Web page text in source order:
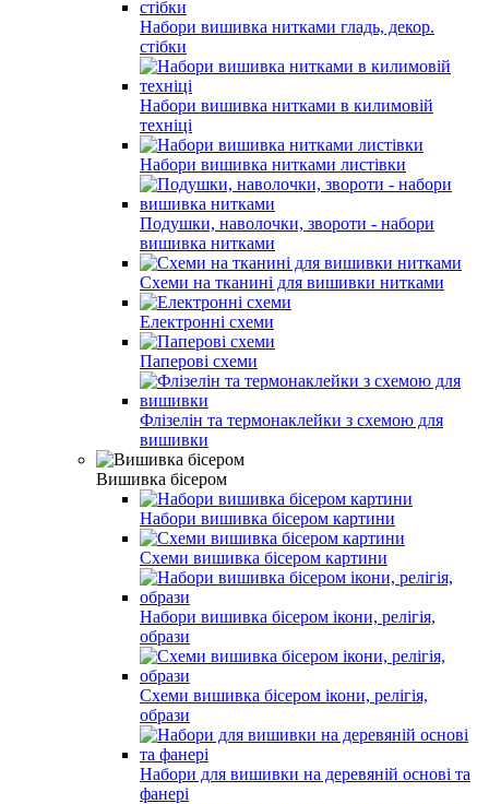
Набори вишивка нитками гладь, декор.
стібки
Набори вишивка нитками в килимовій
техніці
Набори вишивка нитками листівки
Подушки, наволочки, звороти - набори
вишивка нитками
Схеми на тканині для вишивки нитками
Електронні схеми
Паперові схеми
Флізелін та термонаклейки з схемою для
вишивки
Вишивка бісером
Набори вишивка бісером картини
Схеми вишивка бісером картини
Набори вишивка бісером ікони, релігія,
образи
Схеми вишивка бісером ікони, релігія,
образи
Набори для вишивки на деревяній основі та
фанері